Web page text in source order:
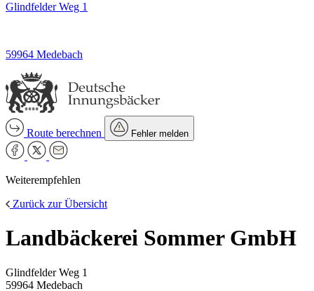
Glindfelder Weg 1
59964 Medebach
Route berechnen Fehler melden
Weiterempfehlen
Zurück zur Übersicht
Landbäckerei Sommer GmbH
Glindfelder Weg 1
59964 Medebach